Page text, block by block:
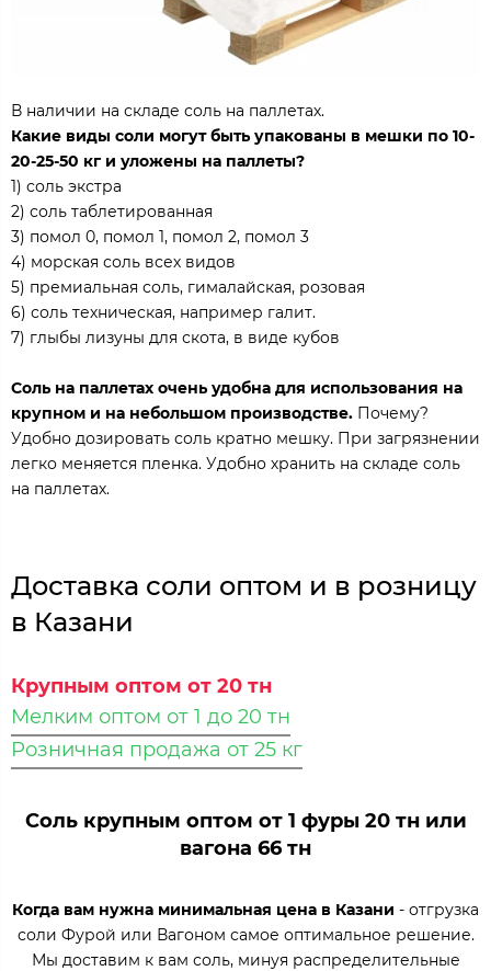
В наличии на складе соль на паллетах.
Какие виды соли могут быть упакованы в мешки по 10-
20-25-50 кг и уложены на паллеты?
1) соль экстра
2) соль таблетированная
3) помол 0, помол 1, помол 2, помол 3
4) морская соль всех видов
5) премиальная соль, гималайская, розовая
6) соль техническая, например галит.
7) глыбы лизуны для скота, в виде кубов
Соль на паллетах очень удобна для использования на
крупном и на небольшом производстве. Почему?
Удобно дозировать соль кратно мешку. При загрязнении
легко меняется пленка. Удобно хранить на складе соль
на паллетах.
Доставка соли оптом и в розницу
в Казани
Крупным оптом от 20 тн
Мелким оптом от 1 до 20 тн
Розничная продажа от 25 кг
Соль крупным оптом от 1 фуры 20 тн или
вагона 66 тн
Когда вам нужна минимальная цена в Казани - отгрузка
соли Фурой или Вагоном самое оптимальное решение.
Мы доставим к вам соль, минуя распределительные